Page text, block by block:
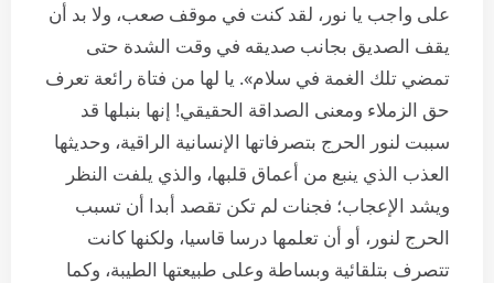
على واجب يا نور، لقد كنت في موقف صعب، ولا بد أن
يقف الصديق بجانب صديقه في وقت الشدة حتى
تمضي تلك الغمة في سلام». يا لها من فتاة رائعة تعرف
حق الزملاء ومعنى الصداقة الحقيقي! إنها بنبلها قد
سببت لنور الحرج بتصرفاتها الإنسانية الراقية، وحديثها
العذب الذي ينبع من أعماق قلبها، والذي يلفت النظر
ويشد الإعجاب؛ فجنات لم تكن تقصد أبدا أن تسبب
الحرج لنور، أو أن تعلمها درسا قاسيا، ولكنها كانت
تتصرف بتلقائية وبساطة وعلى طبيعتها الطيبة، وكما